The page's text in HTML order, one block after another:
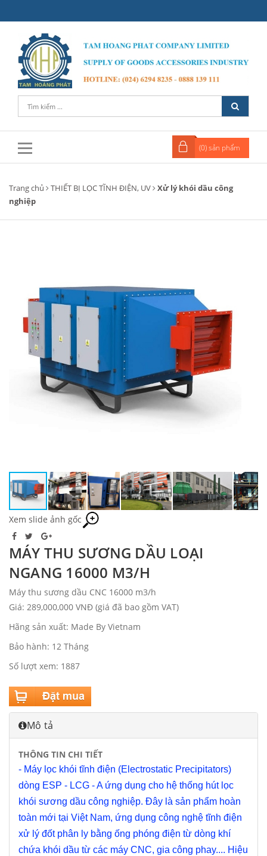
(0) sản phẩm
Trang chủ THIẾT BỊ LỌC TĨNH ĐIỆN, UV
Xử lý khói dầu công
nghiệp
Xem slide ảnh gốc
MÁY THU SƯƠNG DẦU LOẠI
NGANG 16000 M3/H
Máy thu sương dầu CNC 16000 m3/h
Giá: 289,000,000 VNĐ (giá đã bao gồm VAT)
Hãng sản xuất: Made By Vietnam
Bảo hành: 12 Tháng
Số lượt xem: 1887
Mô tả
THÔNG TIN CHI TIẾT
- Máy lọc khói tĩnh điện (Electrostatic Precipitators)
dòng ESP - LCG - A ứng dụng cho hệ thống hút lọc
khói sương dầu công nghiệp. Đây là sản phẩm hoàn
toàn mới tại Việt Nam, ứng dụng công nghệ tĩnh điện
xử lý đốt phân ly bằng ống phóng điện từ dòng khí
chứa khói dầu từ các máy CNC, gia công phay.... Hiệu